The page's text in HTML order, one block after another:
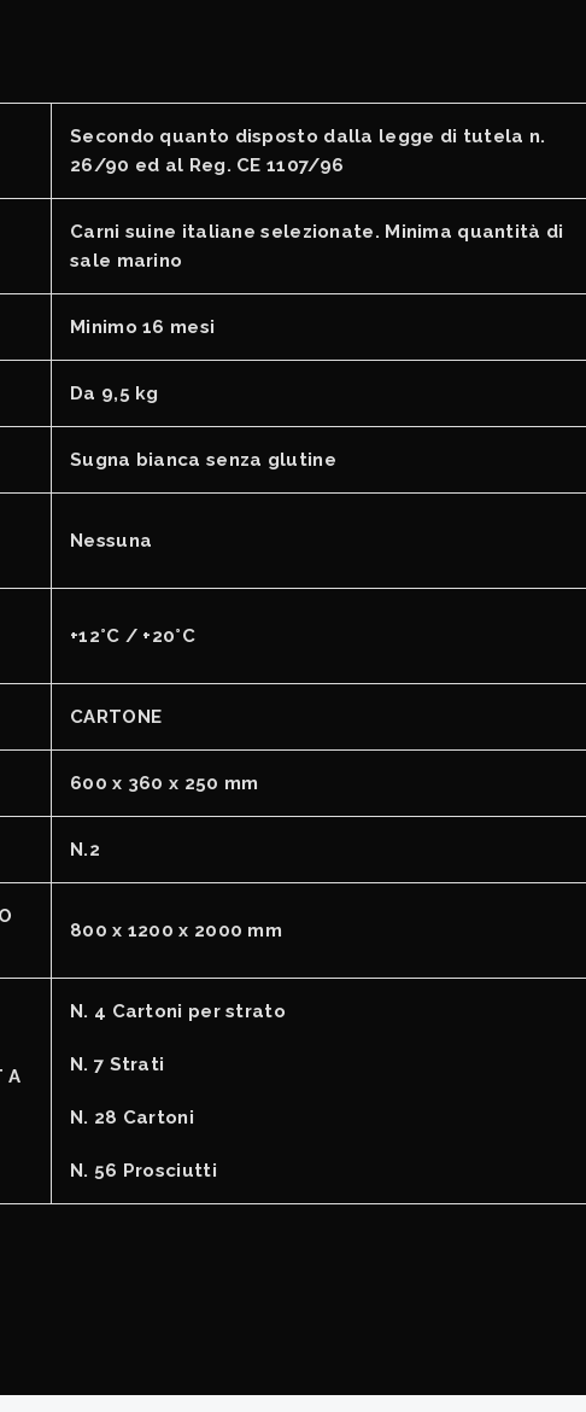
Secondo quanto disposto dalla legge di tutela n.
26/90 ed al Reg. CE 1107/96
Carni suine italiane selezionate. Minima quantità di
sale marino
Minimo 16 mesi
Da 9,5 kg
Sugna bianca senza glutine
Nessuna
+12°C / +20°C
CARTONE
600 x 360 x 250 mm
N.2
800 x 1200 x 2000 mm
A
N. 4 Cartoni per strato
N. 7 Strati
N. 28 Cartoni
N. 56 Prosciutti